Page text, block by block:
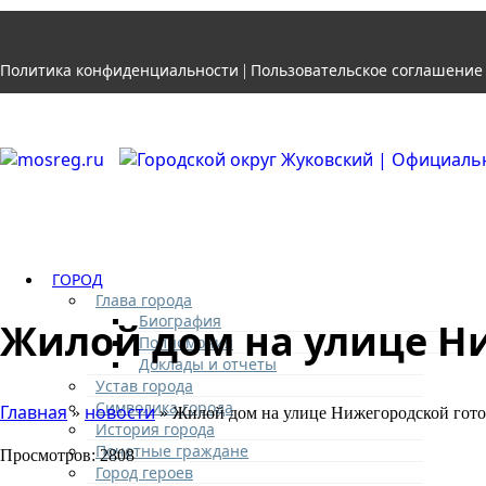
Политика конфиденциальности | Пользовательское соглашение
ГОРОД
Глава города
Биография
Полномочия
Доклады и отчеты
Устав города
Символика города
История города
Почетные граждане
Город героев
Жилой дом на улице
Главная» новости» Жилой дом на улице Нижегородской
Просмотров: 2808